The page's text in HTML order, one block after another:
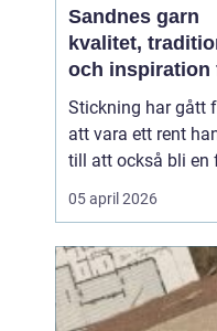
Sandnes garn
kvalitet,
och inspiration
alla som älskar
sticka
Stickning har gått
att vara ett rent
till att också bli en
av vila, kreativitet
självhushållning. I
känslan i handen,
maskorna lägger
hur plagget håller
05 april 2026